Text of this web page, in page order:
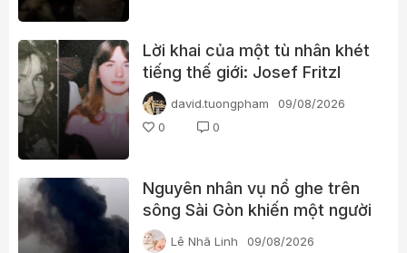
Lời khai của một tù nhân khét
tiếng thế giới: Josef Fritzl
david.tuongpham
09/08/2026
0
0
Nguyên nhân vụ nổ ghe trên
sông Sài Gòn khiến một người
phụ nữ tử vong
Lê Nhã Linh
09/08/2026